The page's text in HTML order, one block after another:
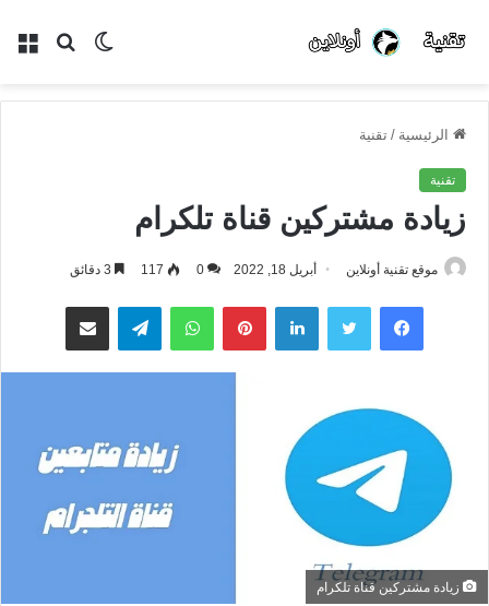
بحث الوضع
الرئيسية / تقنية
تقنية
زيادة مشتركين قناة تلكرام
موقع تقنية أونلاين أبريل 18, 2022 0
117
فيسبوك تويتر لينكدإن بينتيريستواتساب تيلقرام مشاركة عبر البريد
زيادة مشتركين قناة تلكرام